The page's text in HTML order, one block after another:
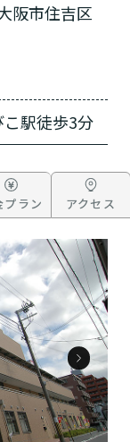
阪市住吉区
駅徒歩3分
プラン アクセス